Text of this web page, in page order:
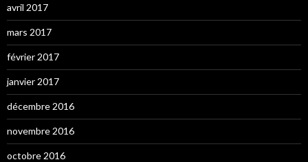
avril 2017
mars 2017
février 2017
janvier 2017
décembre 2016
novembre 2016
octobre 2016